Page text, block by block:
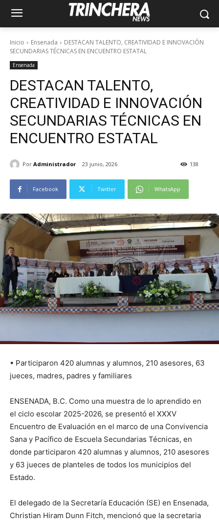
Inicio Ensenada
DESTACAN TALENTO, CREATIVIDAD E INNOVACIÓN
SECUNDARIAS TÉCNICAS EN ENCUENTRO ESTATAL
Ensenada
DESTACAN TALENTO,
CREATIVIDAD E INNOVACIÓN
SECUNDARIAS TÉCNICAS EN
ENCUENTRO ESTATAL
Por Administrador 23 junio, 2026 138
Facebook Twitter WhatsApp
• Participaron 420 alumnas y alumnos, 210 asesores, 63
jueces, madres, padres y familiares
ENSENADA, B.C. Como una muestra de lo aprendido en
el ciclo escolar 2025-2026, se presentó el XXXV
Encuentro de Evaluación en el marco de una Convivencia
Sana y Pacífico de Escuela Secundarias Técnicas, en
donde participaron 420 alumnas y alumnos, 210 asesores
y 63 jueces de planteles de todos los municipios del
Estado.
El delegado de la Secretaría Educación (SE) en Ensenada,
Christian Hiram Dunn Fitch, mencionó que la secretaria